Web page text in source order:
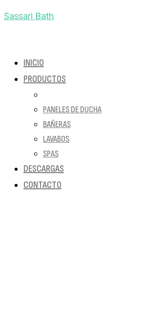
Sassari Bath
INICIO
PRODUCTOS
PANELES DE DUCHA
BAÑERAS
LAVABOS
SPAS
DESCARGAS
CONTACTO